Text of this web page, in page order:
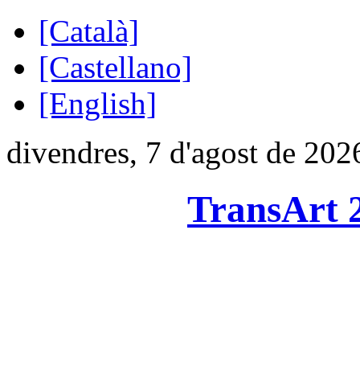
[Català]
[Castellano]
[English]
divendres, 7 d'agost de
TransArt